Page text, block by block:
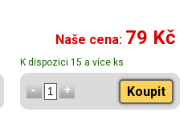
Naše cena: 79 Kč
K dispozici 15 a více ks
Koupit